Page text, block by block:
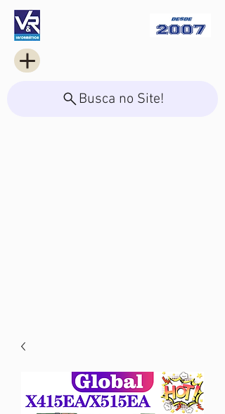
Busca no Site!